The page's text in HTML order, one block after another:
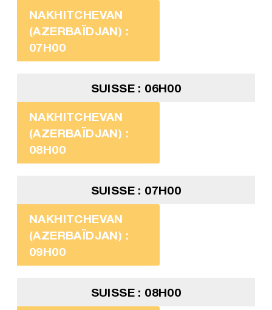
NAKHITCHEVAN
(AZERBAÏDJAN) :
07H00
SUISSE : 06H00
NAKHITCHEVAN
(AZERBAÏDJAN) :
08H00
SUISSE : 07H00
NAKHITCHEVAN
(AZERBAÏDJAN) :
09H00
SUISSE : 08H00